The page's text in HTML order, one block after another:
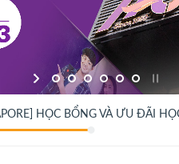
HỌC BỔNG VÀ ƯU ĐÃI